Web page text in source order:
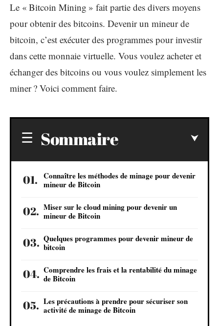
Le « Bitcoin Mining » fait partie des divers moyens
pour obtenir des bitcoins. Devenir un mineur de
bitcoin, c’est exécuter des programmes pour investir
dans cette monnaie virtuelle. Vous voulez acheter et
échanger des bitcoins ou vous voulez simplement les
miner ? Voici comment faire.
Sommaire
Connaître les méthodes de minage pour devenir
mineur de Bitcoin
Miser sur le cloud mining pour devenir un
mineur de Bitcoin
Quelques programmes pour devenir mineur de
bitcoin
Comprendre les frais et la rentabilité du minage
de Bitcoin
Les précautions à prendre pour sécuriser son
activité de minage de Bitcoin